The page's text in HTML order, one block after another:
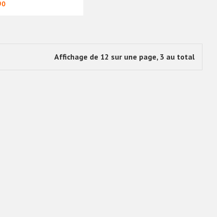
Affichage de 12 sur une page, 3 au total